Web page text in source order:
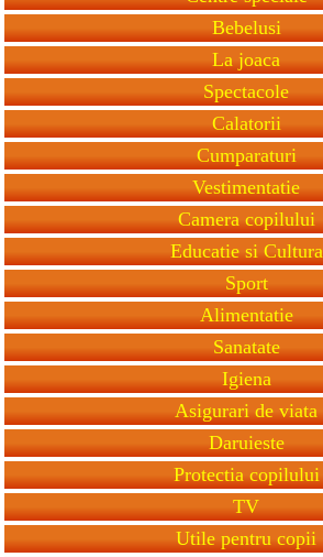
Bebelusi
La joaca
Spectacole
Calatorii
Cumparaturi
Vestimentatie
Camera copilului
Educatie si Cultura
Sport
Alimentatie
Sanatate
Igiena
Asigurari de viata
Daruieste
Protectia copilului
TV
Utile pentru copii